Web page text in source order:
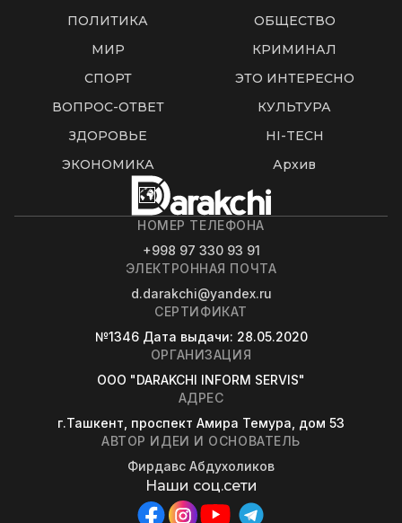
ПОЛИТИКА
ОБЩЕСТВО
МИР
КРИМИНАЛ
СПОРТ
ЭТО ИНТЕРЕСНО
ВОПРОС-ОТВЕТ
КУЛЬТУРА
ЗДОРОВЬЕ
HI-TECH
ЭКОНОМИКА
Архив
НОМЕР ТЕЛЕФОНА
+998 97 330 93 91
ЭЛЕКТРОННАЯ ПОЧТА
d.darakchi@yandex.ru
СЕРТИФИКАТ
№1346 Дата выдачи: 28.05.2020
ОРГАНИЗАЦИЯ
OOO "DARAKCHI INFORM SERVIS"
АДРЕС
г.Ташкент, проспект Амира Темура, дом 53
АВТОР ИДЕИ И ОСНОВАТЕЛЬ
Фирдавс Абдухоликов
Наши соц.сети